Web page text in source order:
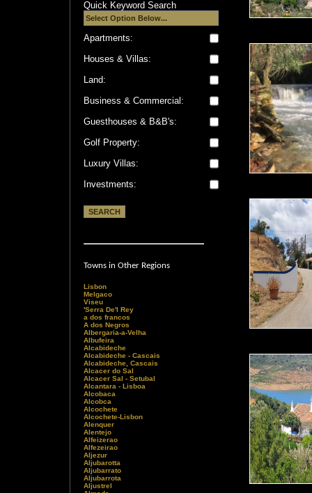
Quick Keyword Search
Apartments:
Houses & Villas:
Land:
Business & Commercial:
Guesthouses & B&B's:
Golf Property:
Luxury Villas:
Investments:
Towns in Other Regions
Lisbon
Melgaco
Viseu
'Serra De'l Rey
a dos francos
A dos Negros
Albergaria-a-Velha
Albufeira
Alcabideche
Alcabideche - Cascais
Alcabideche, Cascais
Alcacer do Sal
Alcacer Sal - Setubal
Alcantara - Lisboa
Alcobaca
Alcobca
Alcochete
Alcochete-Lisbon
Alenquer
Alentejo
Alfeizerao
Alfezeirao
Aljezur
Aljubarotta
Aljubarrato
Aljubarrota
Aljustrel